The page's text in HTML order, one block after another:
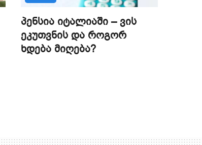
პენსია იტალიაში – ვის
ეკუთვნის და როგორ
ხდება მიღება?